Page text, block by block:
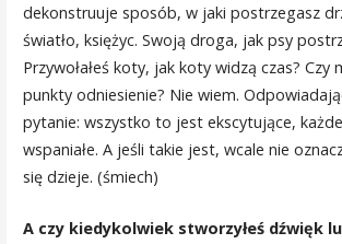
dekonstruuje sposób, w jaki postrzegasz
światło, księżyc. Swoją droga, jak psy
Przywołałeś koty, jak koty widzą czas? Czy
punkty odniesienie? Nie wiem.
pytanie: wszystko to jest ekscytujące,
wspaniałe. A jeśli takie jest, wcale nie
się dzieje. (śmiech)
A czy kiedykolwiek stworzyłeś dźwięk